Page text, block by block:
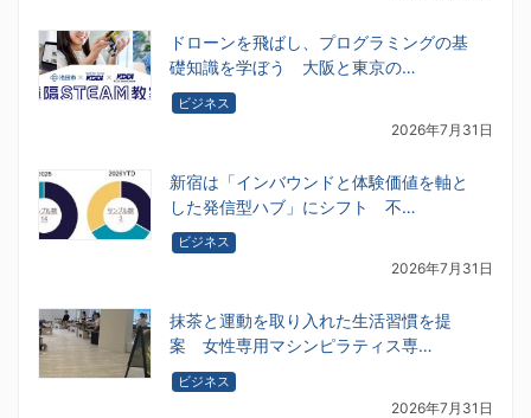
ドローンを飛ばし、プログラミングの基
礎知識を学ぼう 大阪と東京の…
ビジネス
2026年7月31日
新宿は「インバウンドと体験価値を軸と
した発信型ハブ」にシフト 不…
ビジネス
2026年7月31日
抹茶と運動を取り入れた生活習慣を提
案 女性専用マシンピラティス専…
ビジネス
2026年7月31日